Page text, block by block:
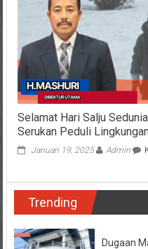
Selamat Hari Salju
Serukan Peduli
Januari 19, 2025 Admin
Trending
Dugaan